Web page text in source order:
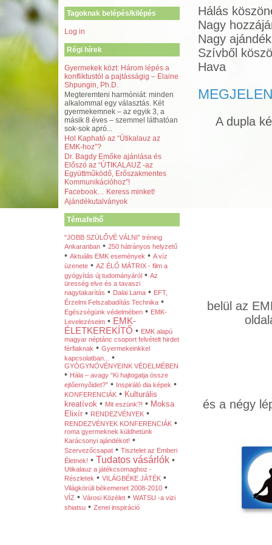
Tagoknak belépés/kilépés
Log in
Régi hírek
Gyermekek közt: Három lépés a
konfliktustól a pajtásságig – Elaine
Shpungin, Ph.D.
Megteremteni harmóniát: minden
alkalommal egy választás. Két
gyermekemnek – az egyik 3, a
másik 8 éves – szemmel láthatóan
sok-sok apró...
Hol Kapható az “Útikalauz az
EMK-hoz”?
Dr. Bagdy Emőke ajánlása és
Előszó az “ÚTIKALAUZ -az
Együttműködő, Erőszakmentes
Kommunikációhoz”!
Facebook… Keress minket!
Ajándékutalványok
Témafelhő
"JOBB SZÜLŐVÉ VÁLNI” tréning
Ankaranban • 250 hátrányos helyzetű
• Aktuális EMK események • A víz
üzenete • AZ ÉLŐ MÁTRIX - film a
gyógyítás új tudományáról • Az
üresség elve és a tavaszi
nagytakarítás • Dalai Lama • EFT,
Érzelmi Felszabadítás Technika •
Egészségünk védelmében • EMK-
Levelezéseim • EMK-
ÉLETKEREKÍTŐ • EMK alapú
magyar néptánc csoport felvételt hirdet
férfiaknak • Gyermekeinkkel
kapcsolatban...
•
GYÓGYNÖVÉNYEINK VÉDELMÉBEN
• Hála – avagy “Ki hajtogatja össze
ejtőernyőidet?” • Inspiráló dia képek •
KONFERENCIÁK • Kulturális
kreatívok • Mit eszünk?! • Moksa
Elixír • RENDEZVÉNYEK •
RENDEZVÉNYEK KONFERENCIÁK •
roma gyermeknek küldhetünk
Karácsonyi ajándékot! •
Szervezőcsapat • Tisztelet az Emberi
Életnek! • Tudatos vásárlók •
Utikalauz a játékcsomaghoz -
Részletek • VILÁGBÉKE JÁTÉK •
Világkörüli békemenet 2008-2010 •
VÍZ • Városi Közélet • WATSU -a vizi
shiatsu • Zenei inspiráció
Hálás
Nagy
Nagy
Szívből
Hava
A dupla
belül az
és a négy